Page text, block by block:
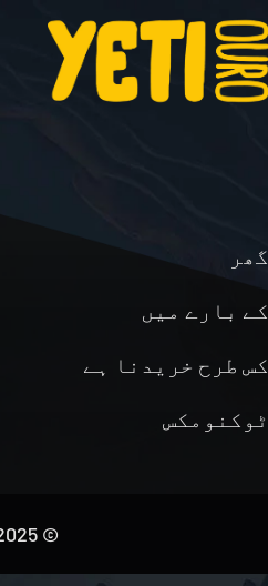
گھر
کے بارے میں
کس طرح خریدنا ہے
ٹوکنومکس
© 2025 YETI OURO. جملہ حقوق محفوظ ہیں۔